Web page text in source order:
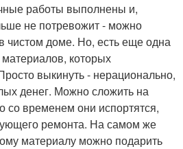
работы выполнены и,
не потревожит - можно
чистом доме. Но, есть еще одна
которых
выкинуть - нерационально,
денег. Можно сложить на
со временем они испортятся,
ремонта. На самом же
материалу можно подарить